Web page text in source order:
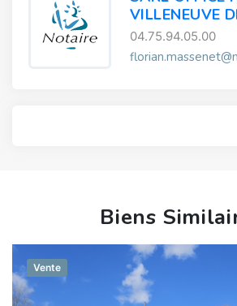
VILLENEUVE
04.75.94.05.00
Biens
Vente